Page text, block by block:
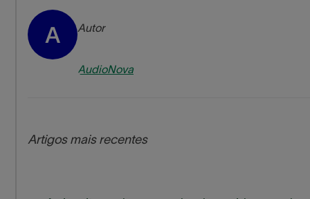
A Autor
AudioNova
Artigos mais recentes